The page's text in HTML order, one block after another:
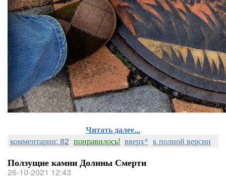
Читать далее...
комментарии: 82 понравилось! вверх^ к полной версии
Ползущие камни Долины Смерти
26-10-2021 12:43